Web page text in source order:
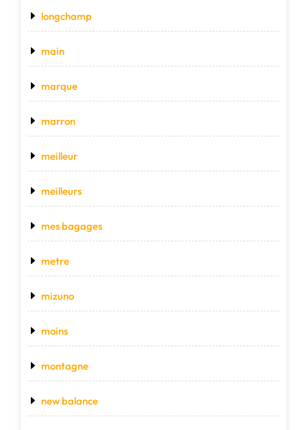
longchamp
main
marque
marron
meilleur
meilleurs
mes bagages
metre
mizuno
moins
montagne
new balance